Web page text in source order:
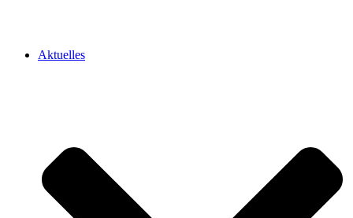
Aktuelles